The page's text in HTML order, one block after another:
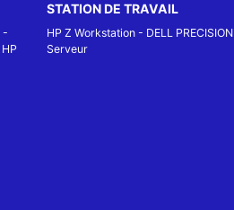
-
HP
STATION DE TRAVAIL
HP Z Workstation - DELL PRECISION
Serveur